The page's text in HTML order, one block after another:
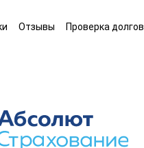
Отзывы Проверка долгов